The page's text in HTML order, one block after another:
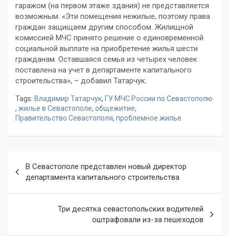
гаражом (на первом этаже здания) не представляется
возможным. «Эти помещения нежилые, поэтому права
граждан защищаем другим способом. Жилищной
комиссией МЧС принято решение о единовременной
социальной выплате на приобретение жилья шести
гражданам. Оставшаяся семья из четырех человек
поставлена на учет в департаменте капитального
строительства», – добавил Татарчук.
Tags: Владимир Татарчук, ГУ МЧС России по Севастополю
, жилье в Севастополе, общежитие,
Правительство Севастополя, проблемное жилье
по
записям
В Севастополе представлен новый директор
департамента капитального строительства
Три десятка севастопольских водителей
оштрафовали из-за пешеходов